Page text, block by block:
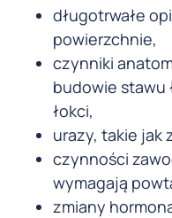
długotrwałe
powierzchnie,
czynniki
budowie stawu
łokci,
urazy, takie jak
czynności
wymagają
zmiany